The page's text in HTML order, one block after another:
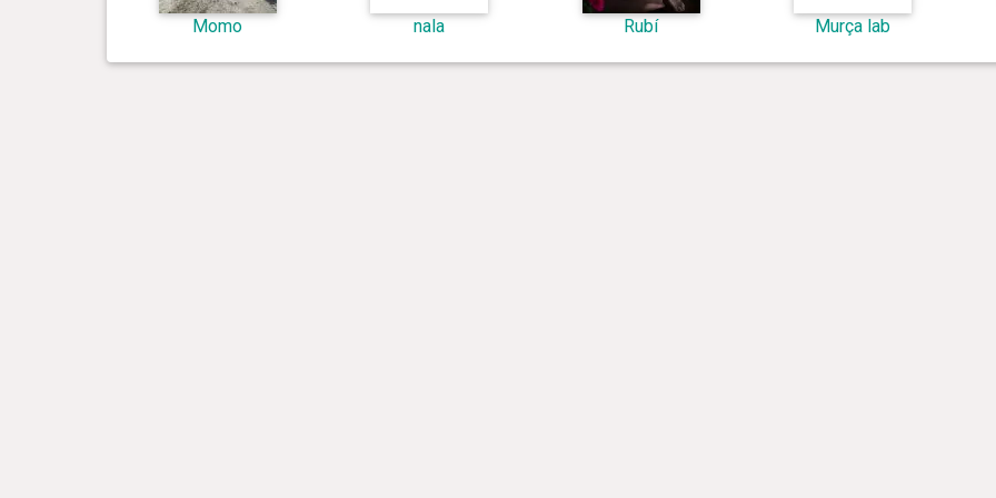
Momo nala Rubí Murça lab